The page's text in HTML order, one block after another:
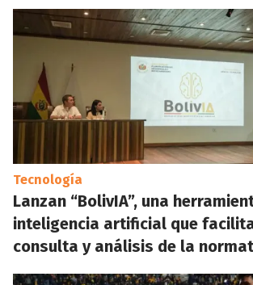
Tecnología
Lanzan “BolivIA”, una
inteligencia artificial que
consulta y análisis de la